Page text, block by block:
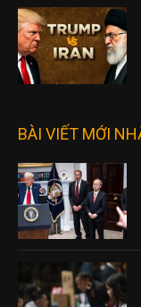
BÀI VIẾT MỚI